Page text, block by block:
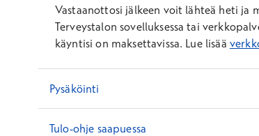
Vastaanottosi jälkeen voit lähteä heti ja
Terveystalon sovelluksessa tai
käyntisi on maksettavissa. Lue lisää
Pysäköinti
Tulo-ohje saapuessa